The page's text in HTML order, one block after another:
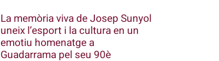
La memòria viva de Josep Sunyol
uneix l’esport i la cultura en un
emotiu homenatge a
Guadarrama pel seu 90è